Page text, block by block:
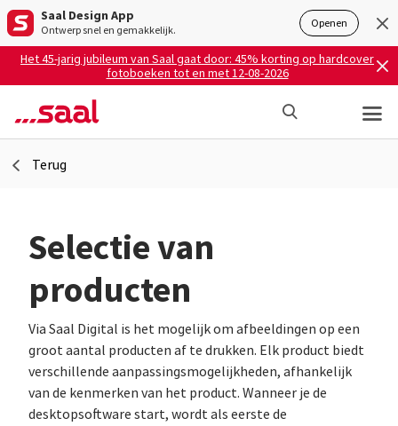
Saal Design App
Ontwerp snel en gemakkelijk. Openen
Het 45-jarig jubileum van Saal gaat door: 45% korting op hardcover
fotoboeken tot en met 12-08-2026
Terug
Selectie van
producten
Via Saal Digital is het mogelijk om afbeeldingen op een
groot aantal producten af te drukken. Elk product biedt
verschillende aanpassingsmogelijkheden, afhankelijk
van de kenmerken van het product. Wanneer je de
desktopsoftware start, wordt als eerste de